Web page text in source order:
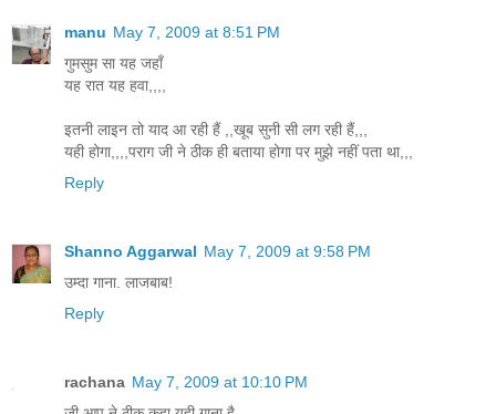
manu May 7, 2009 at 8:51 PM
गुमसुम सा यह जहाँ
यह रात यह हवा,,,,
इतनी लाइन तो याद आ रही हैं ,,खूब सुनी सी लग रही हैं,,,
यही होगा,,,,पराग जी ने ठीक ही बताया होगा पर मुझे नहीं पता था,,,
Reply
Shanno Aggarwal May 7, 2009 at 9:58 PM
उम्दा गाना. लाजबाब!
Reply
rachana May 7, 2009 at 10:10 PM